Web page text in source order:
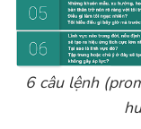
6 câu lệnh